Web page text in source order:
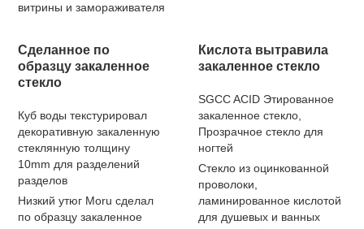
витрины и замораживателя
Сделанное по
образцу закаленное
стекло
Куб воды текстурировал
декоративную закаленную
стеклянную толщину
10mm для разделений
разделов
Низкий утюг Moru сделал
по образцу закаленное
Кислота вытравила
закаленное стекло
SGCC ACID Этированное
закаленное стекло,
Прозрачное стекло для
ногтей
Стекло из оцинкованной
проволоки,
ламинированное кислотой
для душевых и ванных